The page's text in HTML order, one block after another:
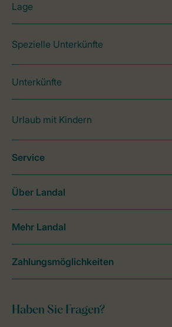
Lage
Spezielle Unterkünfte
Unterkünfte
Urlaub mit Kindern
Haben Sie Fragen?
Service
Über Landal
Mehr Landal
Zahlungsmöglichkeiten